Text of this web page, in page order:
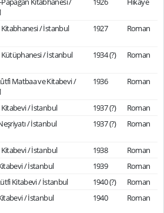
/ İstanbul 1927 Roman
/ İstanbul 1934 (?) Roman
Matbaa ve Kitabevi /
1936 Roman
/ İstanbul 1937 (?)
Roman
/ İstanbul 1937 (?) Roman
/ İstanbul 1938
Roman
/ İstanbul 1939
Roman
Kitabevi / İstanbul 1940 (?)
Roman
/ İstanbul 1940 Roman